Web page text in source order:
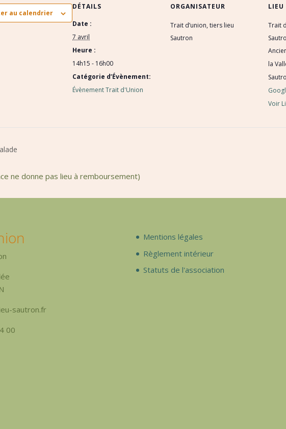
au calendrier
DÉTAILS
Date :
7 avril
Heure :
14h15 - 16h00
Catégorie d’Évènement:
Évènement Trait d'Union
ORGANISATEUR
Trait d’union, tiers lieu
Sautron
LIEU
Trait
la
Voir
ne donne pas lieu à remboursement)
sautron.fr
00
Mentions légales
Règlement intérieur
Statuts de l'association